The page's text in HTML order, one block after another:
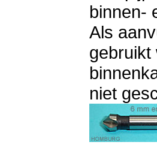
binnen-
Als
gebruikt
niet